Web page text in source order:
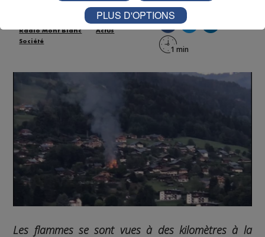
Radio Mont Blanc
Actus
Société
Les flammes se sont vues à des kilomètres à la
PLUS D'OPTIONS